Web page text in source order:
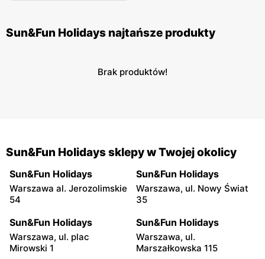
Sun&Fun Holidays najtańsze produkty
Brak produktów!
Sun&Fun Holidays sklepy w Twojej okolicy
Sun&Fun Holidays
Warszawa al. Jerozolimskie
54
Sun&Fun Holidays
Warszawa, ul. Nowy Świat
35
Sun&Fun Holidays
Warszawa, ul. plac
Mirowski 1
Sun&Fun Holidays
Warszawa, ul.
Marszałkowska 115